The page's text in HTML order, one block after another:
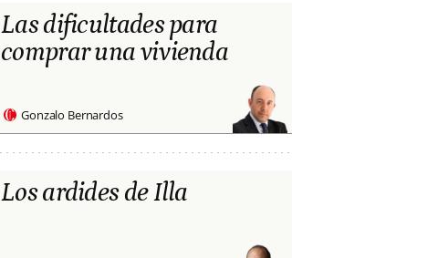
Las dificultades para
comprar una vivienda
Gonzalo Bernardos
Los ardides de Illa